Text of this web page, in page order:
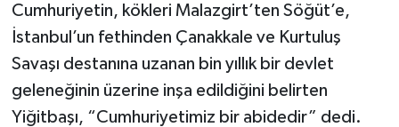
Cumhuriyetin, kökleri Malazgirt’ten Söğüt’e,
İstanbul’un fethinden Çanakkale ve Kurtuluş
Savaşı destanına uzanan bin yıllık bir devlet
geleneğinin üzerine inşa edildiğini belirten
Yiğitbaşı, “Cumhuriyetimiz bir abidedir” dedi.